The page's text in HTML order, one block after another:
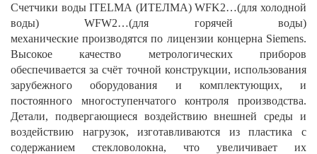
Счетчики воды ITELMA (ИТЕЛМА) WFK2…(для холодной
воды) WFW2…(для горячей воды)
механические производятся по лицензии концерна Siemens.
Высокое качество метрологических приборов
обеспечивается за счёт точной конструкции, использования
зарубежного оборудования и комплектующих, и
постоянного многоступенчатого контроля производства.
Детали, подвергающиеся воздействию внешней среды и
воздействию нагрузок, изготавливаются из пластика с
содержанием стекловолокна, что увеличивает их